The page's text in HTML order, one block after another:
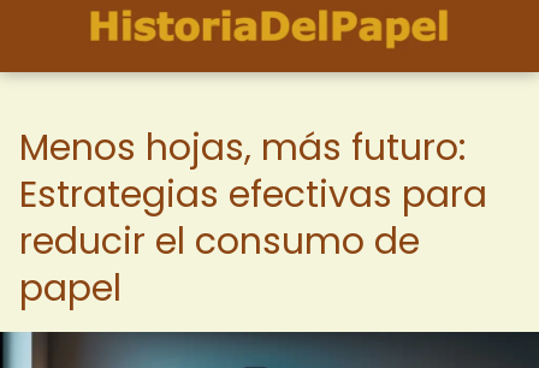
Menos hojas, más futuro:
Estrategias efectivas para
reducir el consumo de
papel